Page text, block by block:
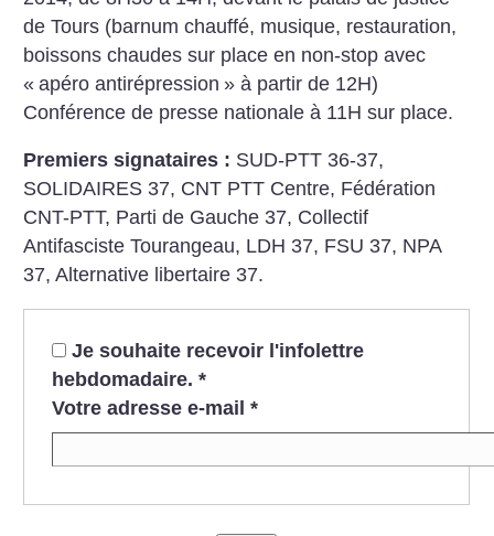
de Tours (barnum chauffé, musique, restauration,
boissons chaudes sur place en non-stop avec
« apéro antirépression » à partir de 12H)
Conférence de presse nationale à 11H sur place.
Premiers signataires : SUD-PTT 36-37,
SOLIDAIRES 37, CNT PTT Centre, Fédération
CNT-PTT, Parti de Gauche 37, Collectif
Antifasciste Tourangeau, LDH 37, FSU 37, NPA
37, Alternative libertaire 37.
Je souhaite recevoir l'infolettre
hebdomadaire. *
Votre adresse e-mail *